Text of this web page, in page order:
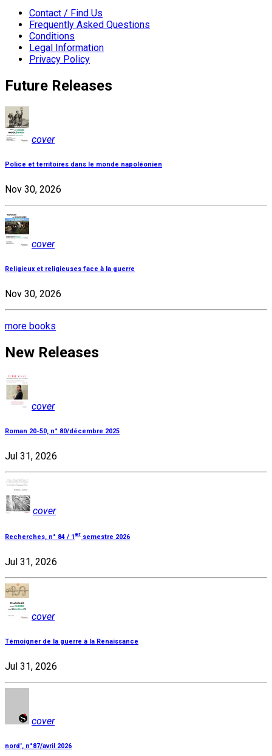
Contact / Find Us
Frequently Asked Questions
Conditions
Legal Information
Privacy Policy
Future Releases
cover
Police et territoires dans le monde napoléonien
Nov 30, 2026
cover
Religieux et religieuses face à la guerre
Nov 30, 2026
more books
New Releases
cover
Roman 20-50, n° 80/décembre 2025
Jul 31, 2026
cover
Recherches, n° 84 / 1 er semestre 2026
Jul 31, 2026
cover
Témoigner de la guerre à la Renaissance
Jul 31, 2026
cover
nord', n°87/avril 2026